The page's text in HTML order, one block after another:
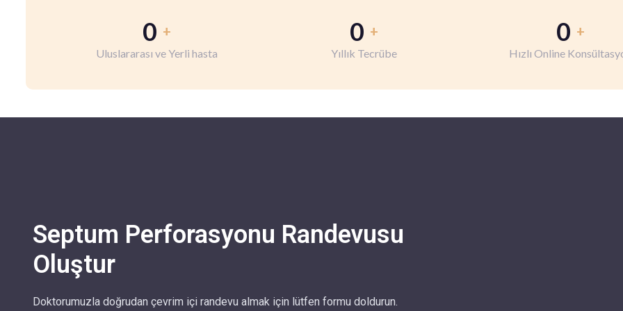
Uluslararası ve Yerli hasta
0 +
Yıllık Tecrübe
0 +
Hızlı Online
0 +
Septum Perforasyonu Randevusu
Oluştur
Doktorumuzla doğrudan çevrim içi randevu almak için lütfen formu doldurun.